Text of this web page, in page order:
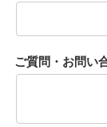
ご質問・お問い